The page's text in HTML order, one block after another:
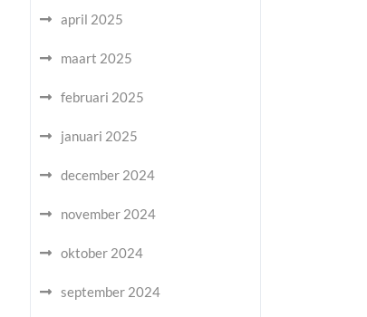
april 2025
maart 2025
februari 2025
januari 2025
december 2024
november 2024
oktober 2024
september 2024